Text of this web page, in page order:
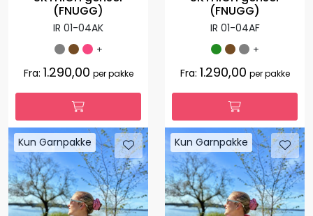
(FNUGG)
IR 01-04AK
+
Fra: 1.290,00 per pakke
(FNUGG)
IR 01-04AF
+
Fra: 1.290,00 per pakke
Kun Garnpakke Kun Garnpakke